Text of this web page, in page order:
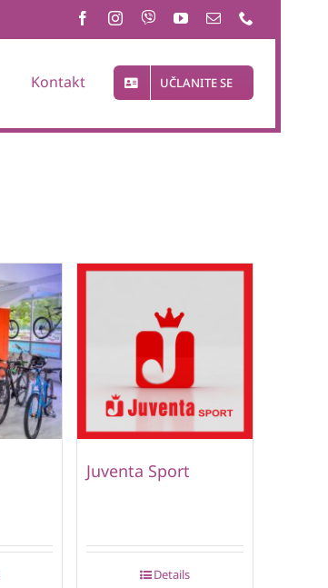
Kontakt UČLANITE SE
Juventa Sport
Details